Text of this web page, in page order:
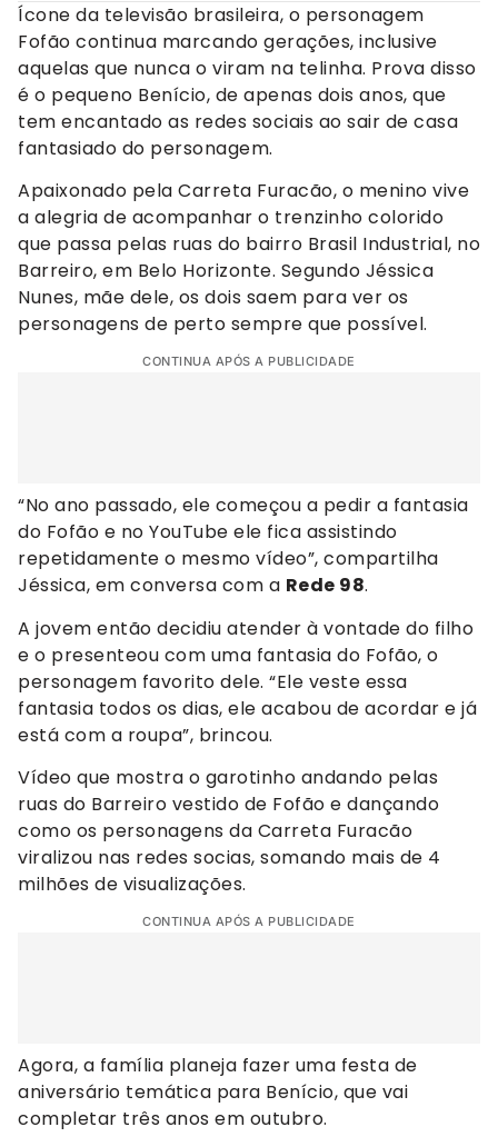
Ícone da televisão brasileira, o personagem
Fofão continua marcando gerações, inclusive
aquelas que nunca o viram na telinha. Prova disso
é o pequeno Benício, de apenas dois anos, que
tem encantado as redes sociais ao sair de casa
fantasiado do personagem.
Apaixonado pela Carreta Furacão, o menino vive
a alegria de acompanhar o trenzinho colorido
que passa pelas ruas do bairro Brasil Industrial, no
Barreiro, em Belo Horizonte. Segundo Jéssica
Nunes, mãe dele, os dois saem para ver os
personagens de perto sempre que possível.
CONTINUA APÓS A PUBLICIDADE
“No ano passado, ele começou a pedir a fantasia
do Fofão e no YouTube ele fica assistindo
repetidamente o mesmo vídeo”, compartilha
Jéssica, em conversa com a Rede 98.
A jovem então decidiu atender à vontade do filho
e o presenteou com uma fantasia do Fofão, o
personagem favorito dele. “Ele veste essa
fantasia todos os dias, ele acabou de acordar e já
está com a roupa”, brincou.
Vídeo que mostra o garotinho andando pelas
ruas do Barreiro vestido de Fofão e dançando
como os personagens da Carreta Furacão
viralizou nas redes socias, somando mais de 4
milhões de visualizações.
CONTINUA APÓS A PUBLICIDADE
Agora, a família planeja fazer uma festa de
aniversário temática para Benício, que vai
completar três anos em outubro.